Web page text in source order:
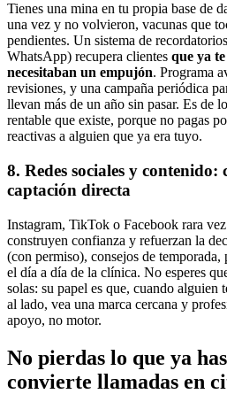
Tienes una mina en tu propia base de
una vez y no volvieron, vacunas que
pendientes. Un sistema de
WhatsApp) recupera clientes que ya
necesitaban un empujón. Programa
revisiones, y una campaña periódica
llevan más de un año sin pasar. Es de
rentable que existe, porque no pagas
reactivas a alguien que ya era tuyo.
8. Redes sociales y contenido:
captación directa
Instagram, TikTok o Facebook rara
construyen confianza y refuerzan la
(con permiso), consejos de temporada,
el día a día de la clínica. No esperes
solas: su papel es que, cuando alguien
al lado, vea una marca cercana y
apoyo, no motor.
No pierdas lo que ya
convierte llamadas en